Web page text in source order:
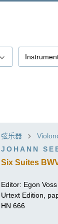
弦乐器
JOHANN
Six Suites
Editor: Egon Voss
Urtext Edition,
HN 666